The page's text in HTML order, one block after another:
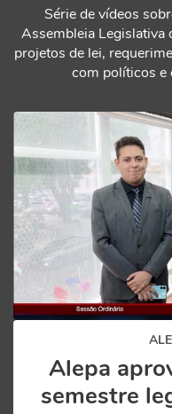
Série de vídeos
Assembleia Legislativa
projetos de lei,
com políticos e
Alepa
semestre